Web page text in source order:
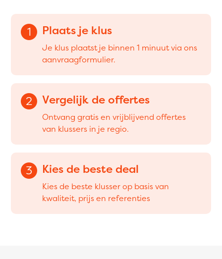
1 Plaats je klus
Je klus plaatst je binnen 1 minuut via ons
aanvraagformulier.
2 Vergelijk de offertes
Ontvang gratis en vrijblijvend offertes
van klussers in je regio.
3 Kies de beste deal
Kies de beste klusser op basis van
kwaliteit, prijs en referenties